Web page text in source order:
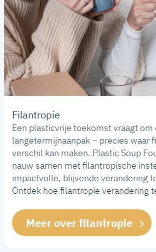
Filantropie
Een plasticvrije toekomst vraagt om
langetermijnaanpak – precies waar
verschil kan maken. Plastic Soup
nauw samen met filantropische
impactvolle, blijvende verandering
Ontdek hoe filantropie verandering
Meer over filantropie